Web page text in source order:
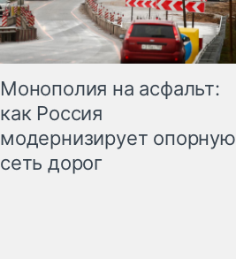
Монополия на асфальт:
как Россия
модернизирует опорную
сеть дорог